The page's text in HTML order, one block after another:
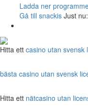
Ladda ner
Gå till snackis Just nu:
Hitta ett casino utan svensk
bästa casino utan svensk
Hitta ett nätcasino utan